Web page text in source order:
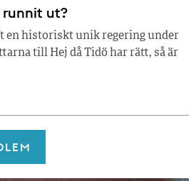
runnit ut?
en historiskt unik regering under
till Hej då Tidö har rätt, så är